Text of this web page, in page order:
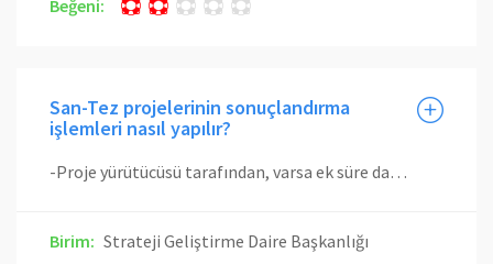
Beğeni:
San-Tez projelerinin sonuçlandırma
işlemleri nasıl yapılır?
-Proje yürütücüsü tarafından, varsa ek süre dahil proje bitiş tarihini müteakip en fazla 2 ay içerisinde sonuç raporunun mali hususlarını içeren bölümü kurumun ilgili birimine teknik hususlarını içeren bölümü ise Bakanlığa teslim edilir. -Yapılan harcamaların proje bütçesi ile uygunluğu ve katkı payları kurum tarafından kontrol edilir. -Projeye ait “banka hesap dökümü” ve formatı Bakanlıkça belirlenen “Proje Sonuçlandırma Tutanağı” proje yürütücüsünün raporu teslim ettiği tarihten itibaren en geç 2 ay içerisinde kurum tarafından Bakanlığa teslim edilir. -Bakanlığa gönderilen proje sonuçlandırma tutanağı esas alınarak hesapta kalan bakiye firma ve Bakanlık hesaplarına iade edilir. -Proje sonuçlandırma işlemleri, varsa ek süre dâhil proje bitiş tarihinden itibaren 6 ay içerisinde tamamlanır.
Birim: Strateji Geliştirme Daire Başkanlığı